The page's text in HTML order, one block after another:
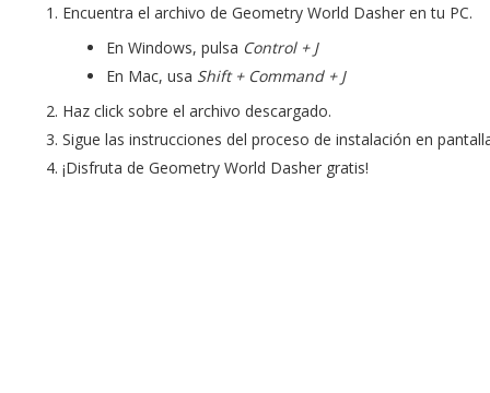
Encuentra el archivo de Geometry World Dasher en tu PC.
En Windows, pulsa Control + J
En Mac, usa Shift + Command + J
Haz click sobre el archivo descargado.
Sigue las instrucciones del proceso de instalación en
¡Disfruta de Geometry World Dasher gratis!